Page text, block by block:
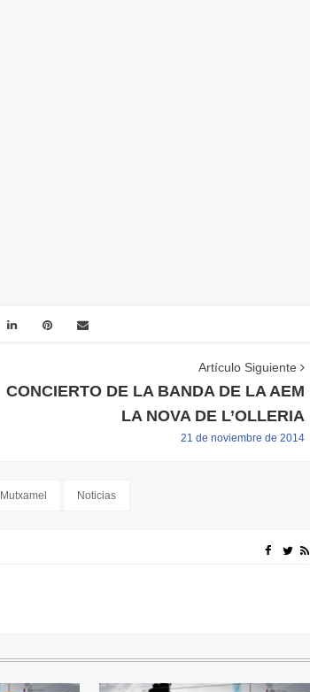
Artículo Siguiente
CONCIERTO DE LA BANDA DE LA AEM
LA NOVA DE L’OLLERIA
21 de noviembre de 2014
Mutxamel Noticias